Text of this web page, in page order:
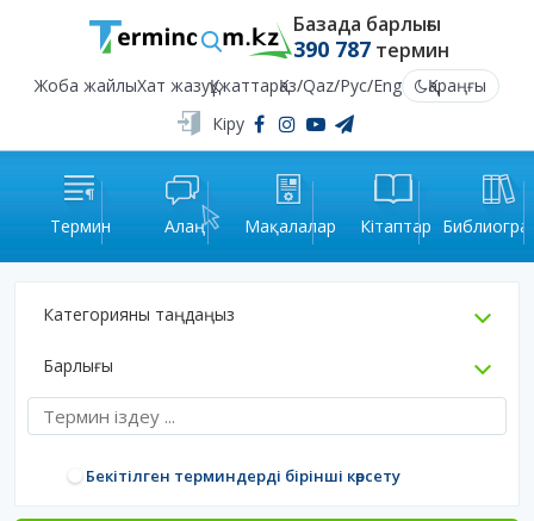
Базада барлығы
390 787термин
Жоба жайлыХат жазуҚұжаттарҚаз/Qaz/Рус/Eng
Қараңғы
Кіру
Термин Алаң Мақалалар Кітаптар
Категорияны таңдаңыз
Барлығы
Бекітілген терминдерді бірінші көрсету